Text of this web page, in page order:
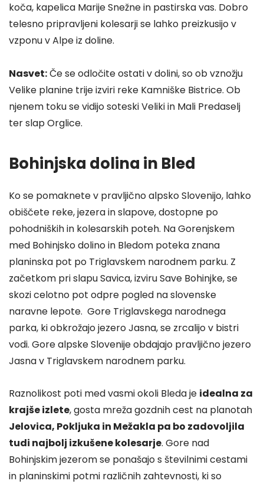
koča, kapelica Marije Snežne in pastirska vas. Dobro
telesno pripravljeni kolesarji se lahko preizkusijo v
vzponu v Alpe iz doline.
Nasvet:Če se odločite ostati v dolini, so ob vznožju
Velike planine trije izviri reke Kamniške Bistrice. Ob
njenem toku se vidijo soteski Veliki in Mali Predaselj
ter slap Orglice.
Bohinjska dolina in Bled
Ko se pomaknete v pravljično alpsko Slovenijo, lahko
obiščete reke, jezera in slapove, dostopne po
pohodniških in kolesarskih poteh. Na Gorenjskem
med Bohinjsko dolino in Bledom poteka znana
planinska pot po Triglavskem narodnem parku. Z
začetkom pri slapu Savica, izviru Save Bohinjke, se
skozi celotno pot odpre pogled na slovenske
naravne lepote. Gore Triglavskega narodnega
parka, ki obkrožajo jezero Jasna, se zrcalijo v bistri
vodi. Gore alpske Slovenije obdajajo pravljično jezero
Jasna v Triglavskem narodnem parku.
Raznolikost poti med vasmi okoli Bleda je idealna za
krajše izlete, gosta mreža gozdnih cest na planotah
Jelovica, Pokljuka in Mežakla pa bo zadovoljila
tudi najbolj izkušene kolesarje. Gore nad
Bohinjskim jezerom se ponašajo s številnimi cestami
in planinskimi potmi različnih zahtevnosti, ki so